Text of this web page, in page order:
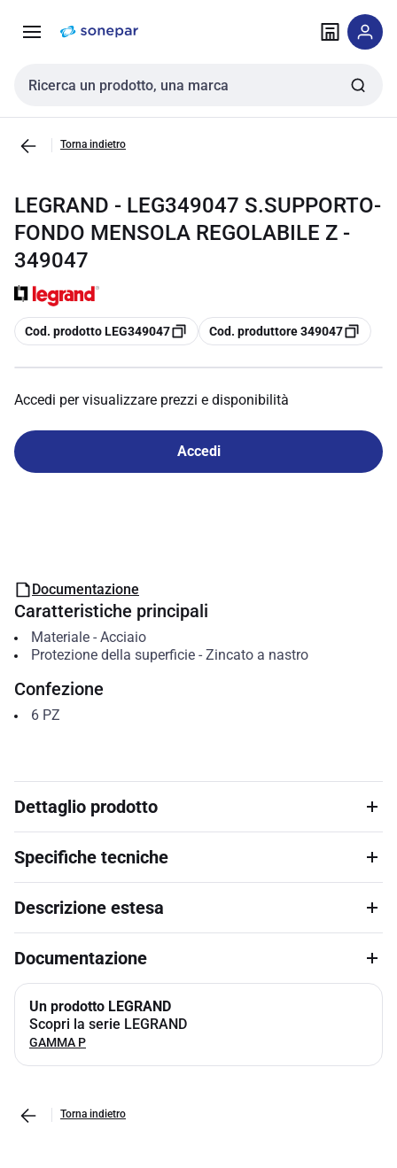
navigazione alla
Cerca input
Torna indietro
LEGRAND - LEG349047 S.SUPPORTO-
FONDO MENSOLA REGOLABILE Z -
349047
copia
Cod. prodotto LEG349047 copia
Cod. produttore 349047
Accedi per visualizzare prezzi e disponibilità
Accedi
Documentazione
Caratteristiche principali
Materiale- Acciaio
Protezione della superficie- Zincato a nastro
Confezione
6 PZ
Dettaglio prodotto
Specifiche tecniche
Descrizione estesa
Documentazione
Un prodotto LEGRAND
Scopri la serie LEGRAND
GAMMA P
Torna indietro